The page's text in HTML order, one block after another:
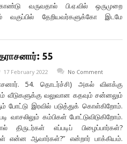
வருவதால் பி.ஏ.வில் ஒருமுறை
வகுப்பில் தேறியவர்களுக்கோ இடமே
55
17 February 2022 No Comment
54. தொடர்ச்சி) அகல் விளக்கு
வீடுகளுக்கு வலுவான கதவும் சன்னலும்
போட்டு இரவில் படுத்துக் கொள்கிறோம்.
வாசலிலும் கம்பிகள் போட்டுவிடுகிறோம்.
திருடர்கள் எப்படிப் பிழைப்பார்கள்?
என்ன ஆவார்கள்?” என்றார் பாக்கியம்.